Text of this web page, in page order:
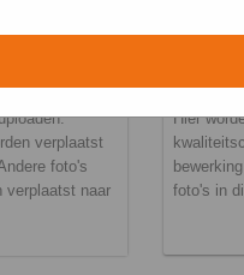
verplaatst
foto's
verplaatst naar
Hier
foto's in